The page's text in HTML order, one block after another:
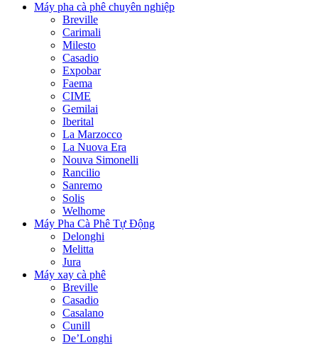
Máy pha cà phê chuyên nghiệp
Breville
Carimali
Milesto
Casadio
Expobar
Faema
CIME
Gemilai
Iberital
La Marzocco
La Nuova Era
Nouva Simonelli
Rancilio
Sanremo
Solis
Welhome
Máy Pha Cà Phê Tự Động
Delonghi
Melitta
Jura
Máy xay cà phê
Breville
Casadio
Casalano
Cunill
De’Longhi